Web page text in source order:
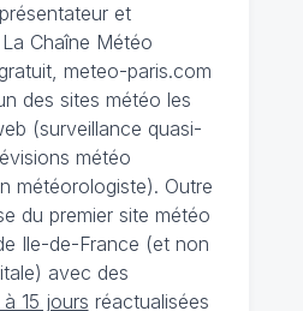
et
Chaîne Météo
meteo-paris.com
des sites météo les
(surveillance quasi-
météo
météorologiste). Outre
du premier site météo
Ile-de-France (et non
avec des
15 jours réactualisées